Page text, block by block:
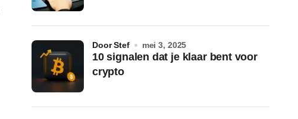
10 signalen dat je klaar bent voor
crypto
door Stef mei 3, 2025